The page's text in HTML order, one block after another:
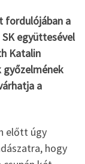
fordulójában a
együttesével
Katalin
a
előtt úgy
hogy